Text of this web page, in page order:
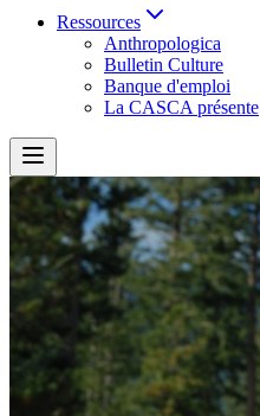
Ressources
Anthropologica
Bulletin Culture
Banque d'emploi
La CASCA présente